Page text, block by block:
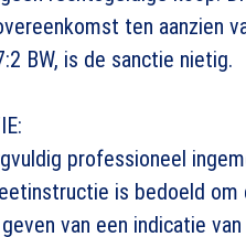
ten aanzien
BW, is de sanctie nietig.
professioneel
is bedoeld
van een indicatie